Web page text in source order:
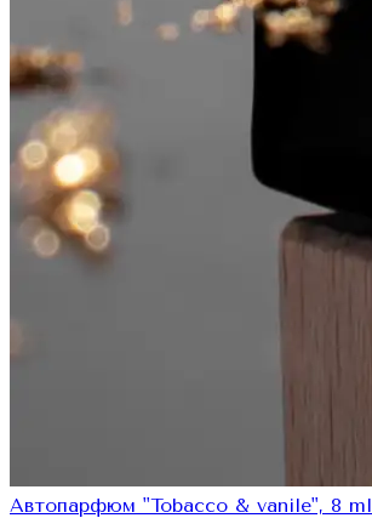
Автопарфюм "Tobacco & vanile", 8 ml